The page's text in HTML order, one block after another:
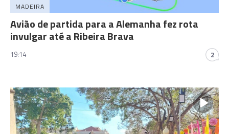
MADEIRA
Avião de partida para a Alemanha fez rota
invulgar até a Ribeira Brava
19:14 2